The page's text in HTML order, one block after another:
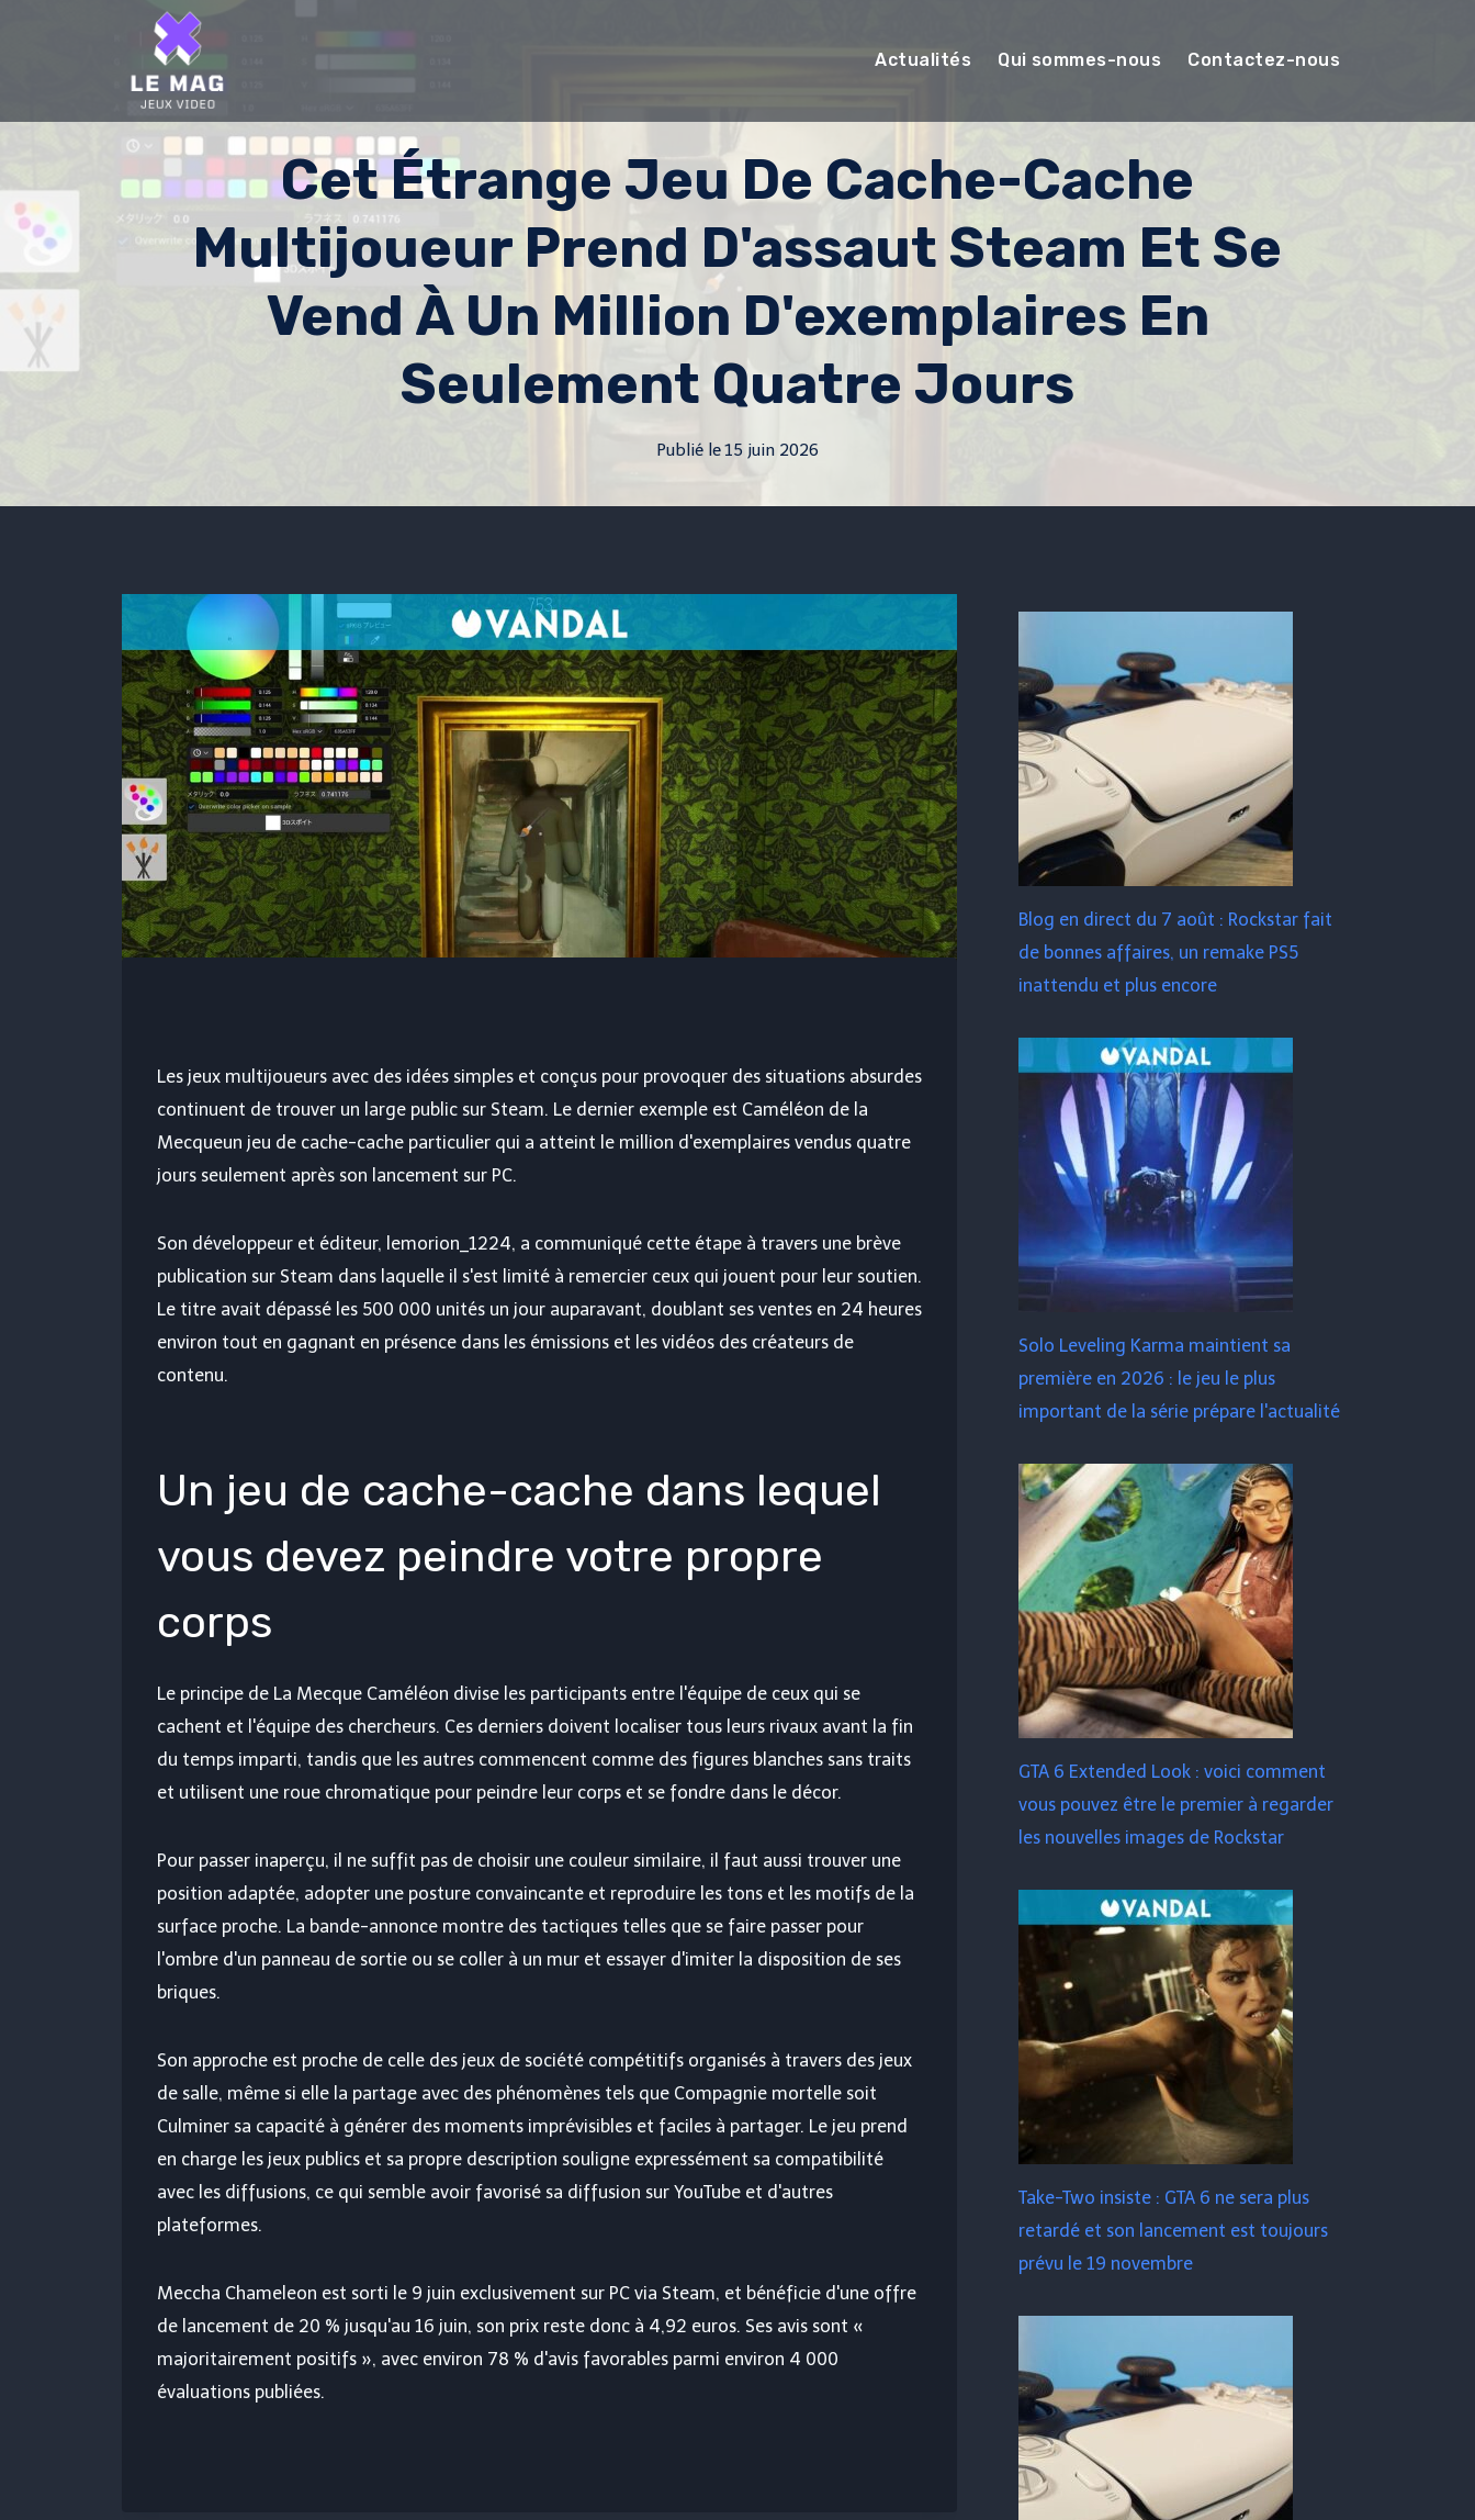
Actualités Qui sommes-nous Contactez-nous
Cet Étrange Jeu De Cache-Cache
Multijoueur Prend D'assaut Steam Et Se
Vend À Un Million D'exemplaires En
Seulement Quatre Jours
Publié le15 juin 2026
Les jeux multijoueurs avec des idées simples et conçus pour provoquer des situations absurdes
continuent de trouver un large public sur Steam. Le dernier exemple est Caméléon de la
Mecqueun jeu de cache-cache particulier qui a atteint le million d'exemplaires vendus quatre
jours seulement après son lancement sur PC.
Son développeur et éditeur, lemorion_1224, a communiqué cette étape à travers une brève
publication sur Steam dans laquelle il s'est limité à remercier ceux qui jouent pour leur soutien.
Le titre avait dépassé les 500 000 unités un jour auparavant, doublant ses ventes en 24 heures
environ tout en gagnant en présence dans les émissions et les vidéos des créateurs de
contenu.
Un jeu de cache-cache dans lequel
vous devez peindre votre propre
corps
Le principe de La Mecque Caméléon divise les participants entre l'équipe de ceux qui se
cachent et l'équipe des chercheurs. Ces derniers doivent localiser tous leurs rivaux avant la fin
du temps imparti, tandis que les autres commencent comme des figures blanches sans traits
et utilisent une roue chromatique pour peindre leur corps et se fondre dans le décor.
Pour passer inaperçu, il ne suffit pas de choisir une couleur similaire, il faut aussi trouver une
position adaptée, adopter une posture convaincante et reproduire les tons et les motifs de la
surface proche. La bande-annonce montre des tactiques telles que se faire passer pour
l'ombre d'un panneau de sortie ou se coller à un mur et essayer d'imiter la disposition de ses
briques.
Son approche est proche de celle des jeux de société compétitifs organisés à travers des jeux
de salle, même si elle la partage avec des phénomènes tels que Compagnie mortelle soit
Culminer sa capacité à générer des moments imprévisibles et faciles à partager. Le jeu prend
en charge les jeux publics et sa propre description souligne expressément sa compatibilité
avec les diffusions, ce qui semble avoir favorisé sa diffusion sur YouTube et d'autres
plateformes.
Meccha Chameleon est sorti le 9 juin exclusivement sur PC via Steam, et bénéficie d'une offre
de lancement de 20 % jusqu'au 16 juin, son prix reste donc à 4,92 euros. Ses avis sont «
majoritairement positifs », avec environ 78 % d'avis favorables parmi environ 4 000
évaluations publiées.
Blog en direct du 7 août : Rockstar fait
de bonnes affaires, un remake PS5
inattendu et plus encore
Solo Leveling Karma maintient sa
première en 2026 : le jeu le plus
important de la série prépare l'actualité
GTA 6 Extended Look : voici comment
vous pouvez être le premier à regarder
les nouvelles images de Rockstar
Take-Two insiste : GTA 6 ne sera plus
retardé et son lancement est toujours
prévu le 19 novembre